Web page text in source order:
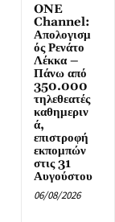
ONE
Channel:
Απολογισμ
ός Ρενάτο
Λέκκα –
Πάνω από
350.000
τηλεθεατές
καθημεριν
ά,
επιστροφή
εκπομπών
στις 31
Αυγούστου
06/08/2026